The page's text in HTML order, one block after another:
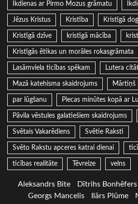
Ikdienas ar Pirmo Mozus grāmatu
Jēzus Kristus Kristība Kristīgā
Kristīgā dzīve kristīgā mācība
Kristīgās ētikas un morāles rokasgrāmata
Lasāmviela ticības spēkam Lutera
Mazā katehisma skaidrojums Mārtiņš
par lūgšanu Piecas minūtes kopā ar
Pāvila vēstules galatiešiem skaidrojums
Svētais Vakarēdiens Svētie Raksti
Svēto Rakstu apceres katrai dienai
ticības realitāte Tēvreize velns
Aleksandrs Bite Dītrihs Bonhēfers
Georgs Mancelis
Ilārs Plūme